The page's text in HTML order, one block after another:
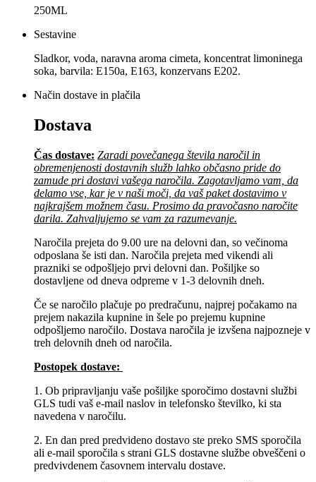
250ML
Sestavine
Sladkor, voda, naravna aroma cimeta, koncentrat limoninega
soka, barvila: E150a, E163, konzervans E202.
Način dostave in plačila
Dostava
Čas dostave: Zaradi povečanega števila naročil in
obremenjenosti dostavnih služb lahko občasno pride do
zamude pri dostavi vašega naročila. Zagotavljamo vam, da
delamo vse, kar je v naši moči, da vaš paket dostavimo v
najkrajšem možnem času. Prosimo da pravočasno naročite
darila. Zahvaljujemo se vam za razumevanje.
Naročila prejeta do 9.00 ure na delovni dan, so večinoma
odposlana še isti dan. Naročila prejeta med vikendi ali
prazniki se odpošljejo prvi delovni dan. Pošiljke so
dostavljene od dneva odpreme v 1-3 delovnih dneh.
Če se naročilo plačuje po predračunu, najprej počakamo na
prejem nakazila kupnine in šele po prejemu kupnine
odpošljemo naročilo. Dostava naročila je izvšena najpozneje v
treh delovnih dneh od naročila.
Postopek dostave:
1. Ob pripravljanju vaše pošiljke sporočimo dostavni službi
GLS tudi vaš e-mail naslov in telefonsko številko, ki sta
navedena v naročilu.
2. En dan pred predvideno dostavo ste preko SMS sporočila
ali e-mail sporočila s strani GLS dostavne službe obveščeni o
predvivdenem časovnem intervalu dostave.